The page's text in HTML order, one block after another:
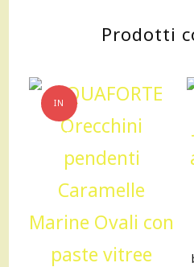
Prodotti
IN
OFFERTA!